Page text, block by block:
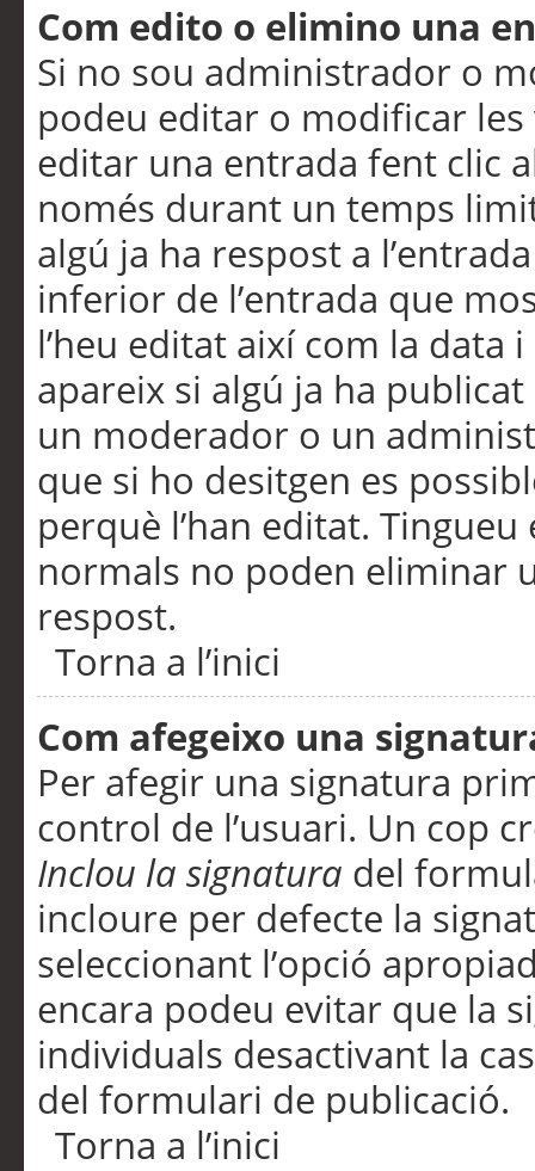
Com edito o elimino una
Si no sou administrador o
podeu editar o modificar
editar una entrada fent clic
només durant un temps
algú ja ha respost a
inferior de l’entrada que
l’heu editat així com la data
apareix si algú ja ha
un moderador o un
que si ho desitgen es
perquè l’han editat.
normals no poden eliminar
respost.
Torna a l’inici
Com afegeixo una
Per afegir una signatura
control de l’usuari. Un cop
Inclou la signatura del
incloure per defecte la
seleccionant l’opció
encara podeu evitar que la
individuals desactivant la
del formulari de publicació.
Torna a l’inici